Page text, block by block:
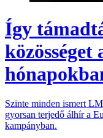
Így
közösséget
Szinte minden ismert
gyorsan terjedő álhír a
kampányban.